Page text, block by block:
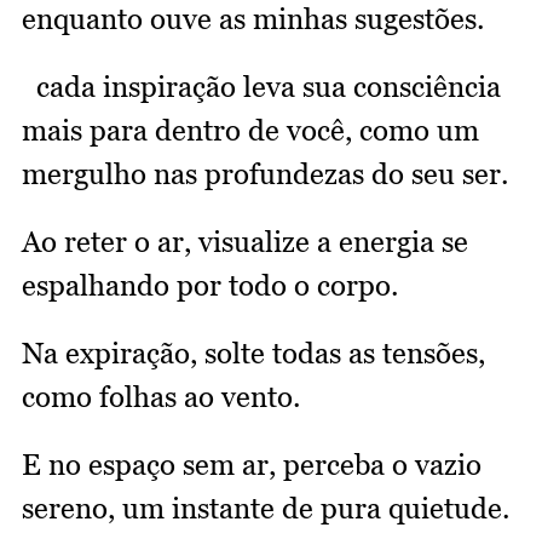
enquanto ouve as minhas sugestões.
cada inspiração leva sua consciência
mais para dentro de você, como um
mergulho nas profundezas do seu ser.
Ao reter o ar, visualize a energia se
espalhando por todo o corpo.
Na expiração, solte todas as tensões,
como folhas ao vento.
E no espaço sem ar, perceba o vazio
sereno, um instante de pura quietude.